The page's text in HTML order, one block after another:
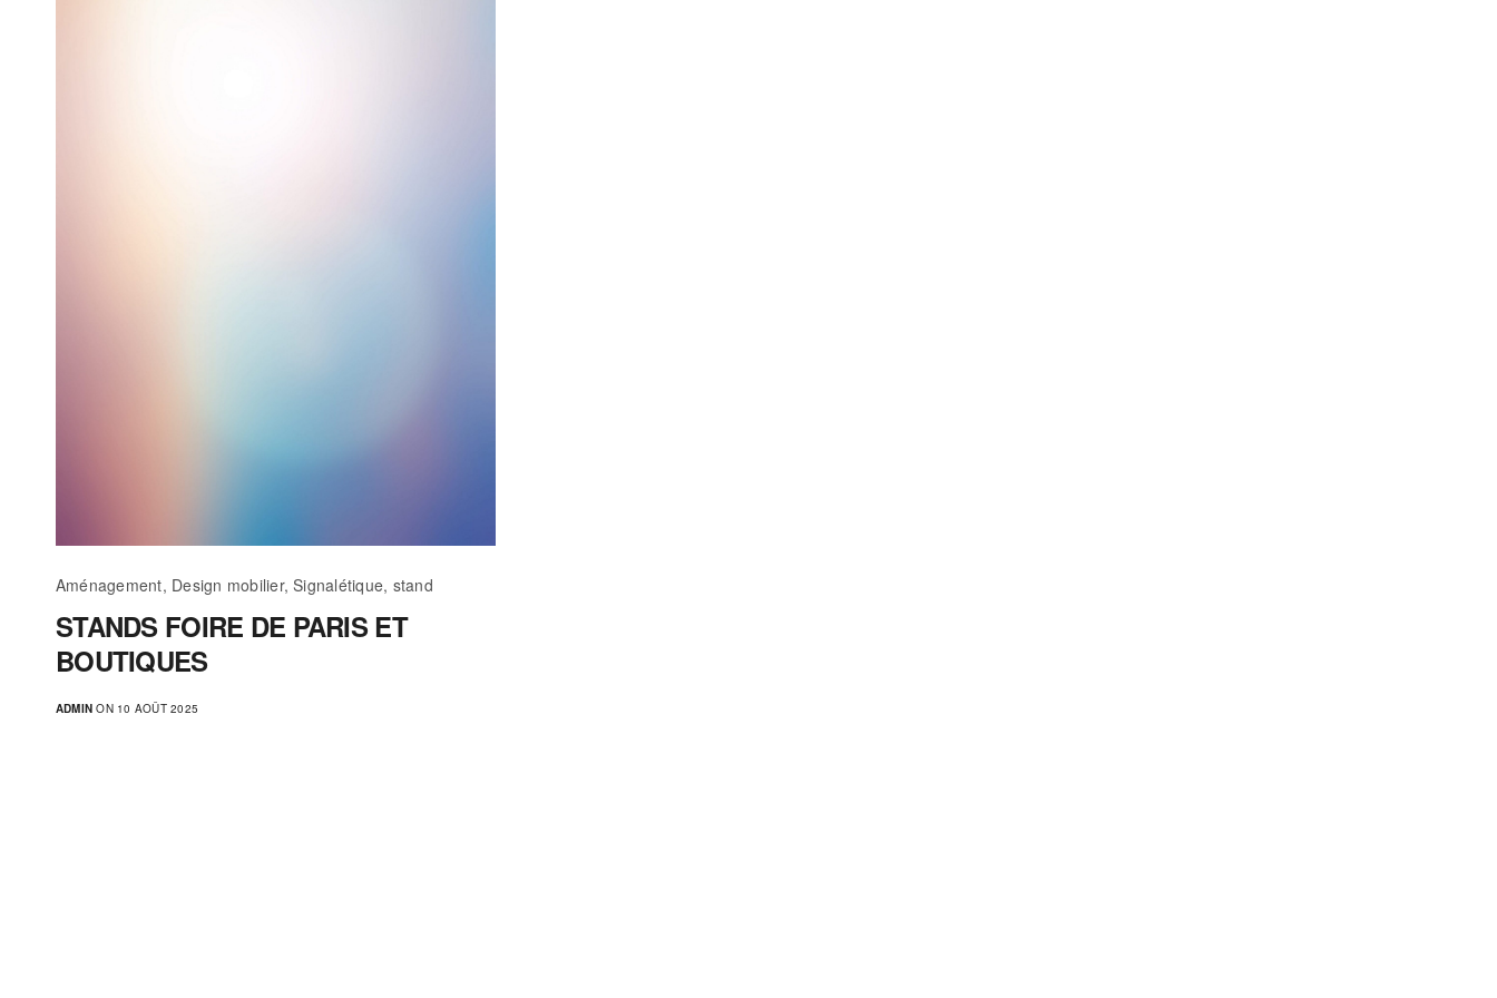
Aménagement, Design mobilier, Signalétique, stand
STANDS FOIRE DE PARIS ET
BOUTIQUES
ADMIN ON 10 AOÛT 2025